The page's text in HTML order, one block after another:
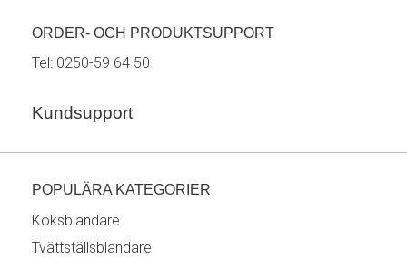
ORDER- OCH PRODUKTSUPPORT
Tel: 0250-59 64 50
Kundsupport
POPULÄRA KATEGORIER
Köksblandare
Tvättställsblandare